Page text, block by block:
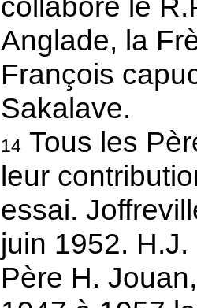
Anglade, la
François
Sakalave.
14Tous les
leur
essai.
juin 1952.
Père H.